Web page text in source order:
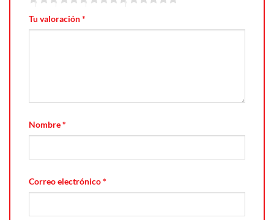
Tu valoración*
Nombre*
Correo electrónico*